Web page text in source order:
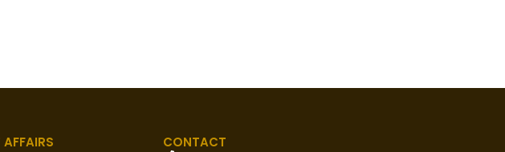
AFFAIRS CONTACT